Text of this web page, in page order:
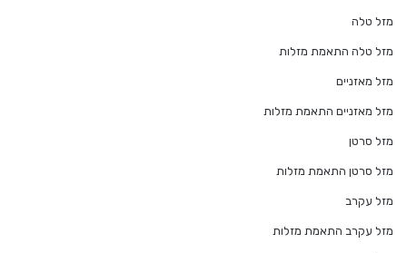
מזל טלה
מזל טלה התאמת מזלות
מזל מאזניים
מזל מאזניים התאמת מזלות
מזל סרטן
מזל סרטן התאמת מזלות
מזל עקרב
מזל עקרב התאמת מזלות